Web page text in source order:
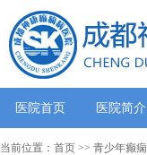
医院首页 医院简介
当前位置： 首页 >> 青少年癫痫